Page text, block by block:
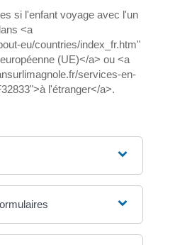
si l'enfant voyage avec l'un
<a
eu/countries/index_fr.htm"
(UE)</a> ou <a
services-en-
l'étranger</a>.